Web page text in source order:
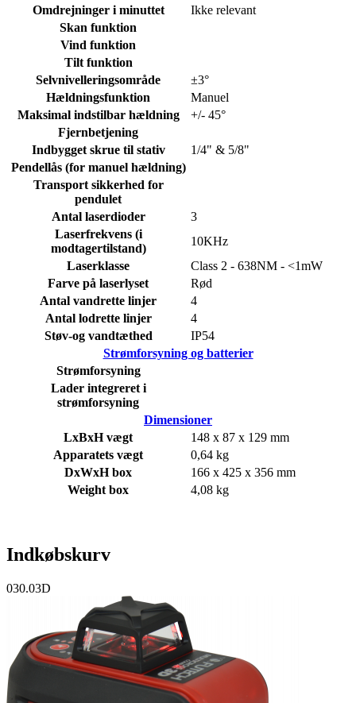
Omdrejninger i minuttet
Ikke relevant
Skan funktion
Vind funktion
Tilt funktion
Selvnivelleringsområde
±3°
Hældningsfunktion
Manuel
Maksimal indstilbar hældning
+/- 45°
Fjernbetjening
Indbygget skrue til stativ
1/4" & 5/8"
Pendellås (for manuel hældning)
Transport sikkerhed for
pendulet
Antal laserdioder
3
Laserfrekvens (i
modtagertilstand)
10KHz
Laserklasse
Class 2 - 638NM - <1mW
Farve på laserlyset
Rød
Antal vandrette linjer
4
Antal lodrette linjer
4
Støv-og vandtæthed
IP54
Strømforsyning og batterier
Strømforsyning
Lader integreret i
strømforsyning
Dimensioner
LxBxH vægt
148 x 87 x 129 mm
Apparatets vægt
0,64 kg
DxWxH box
166 x 425 x 356 mm
Weight box
4,08 kg
Indkøbskurv
030.03D